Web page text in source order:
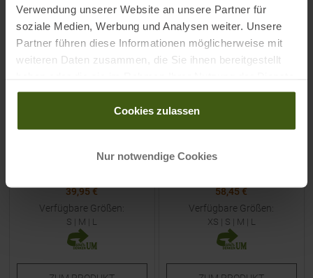
Verwendung unserer Website an unsere Partner für
soziale Medien, Werbung und Analysen weiter. Unsere
Partner führen diese Informationen möglicherweise mit
weiteren Daten zusammen, die Sie ihnen bereitgestellt
gesammelt haben.
Cookies zulassen
Nur notwendige Cookies
NEU
Captive Air Top Sport-BH
39,95 €
Verfügbare Größen:
S | M | L
Breeze Merino 150
Damen
58,45 €
Verfügbare Größen:
XS | S | M | L